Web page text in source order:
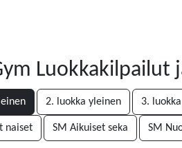
Luokkakilpailut
2. luokka yleinen 3.
naiset SM Aikuiset seka SM